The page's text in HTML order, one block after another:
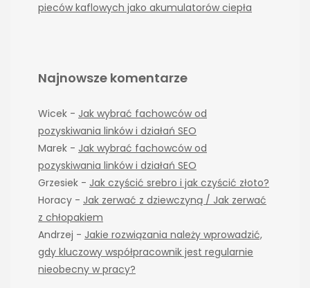
pieców kaflowych jako akumulatorów ciepła
Najnowsze komentarze
Wicek - Jak wybrać fachowców od
pozyskiwania linków i działań SEO
Marek - Jak wybrać fachowców od
pozyskiwania linków i działań SEO
Grzesiek - Jak czyścić srebro i jak czyścić złoto?
Horacy - Jak zerwać z dziewczyną / Jak zerwać
z chłopakiem
Andrzej - Jakie rozwiązania należy wprowadzić,
gdy kluczowy współpracownik jest regularnie
nieobecny w pracy?